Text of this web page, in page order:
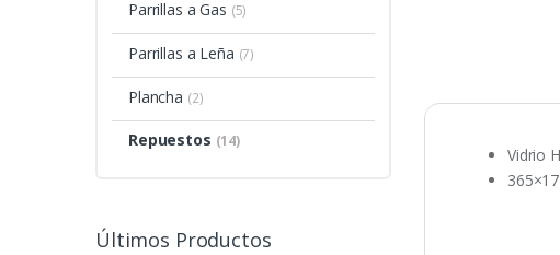
Vidrio
Parrillas a Gas (5)
Parrillas a Leña (7)
Plancha (2)
Repuestos (14)
Últimos Productos